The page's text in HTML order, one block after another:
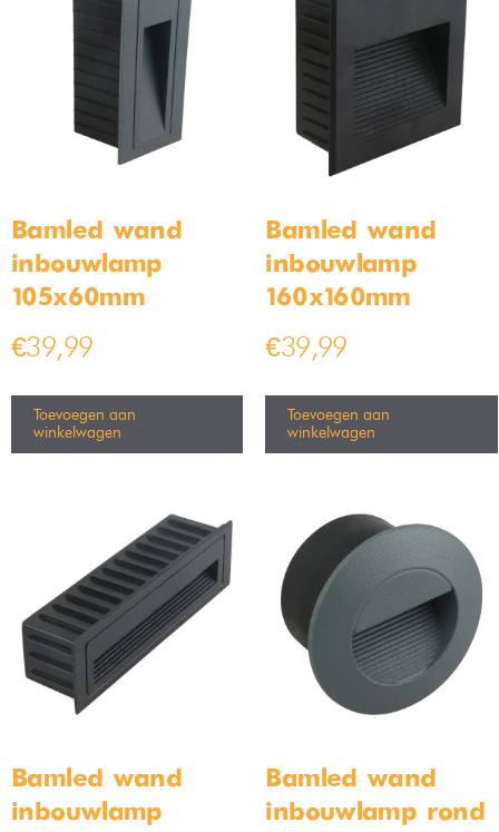
Bamled wand
inbouwlamp
105x60mm
€39,99
Toevoegen aan
winkelwagen
Bamled wand
inbouwlamp
160x160mm
€39,99
Toevoegen aan
winkelwagen
Bamled wand
inbouwlamp
Bamled wand
inbouwlamp rond